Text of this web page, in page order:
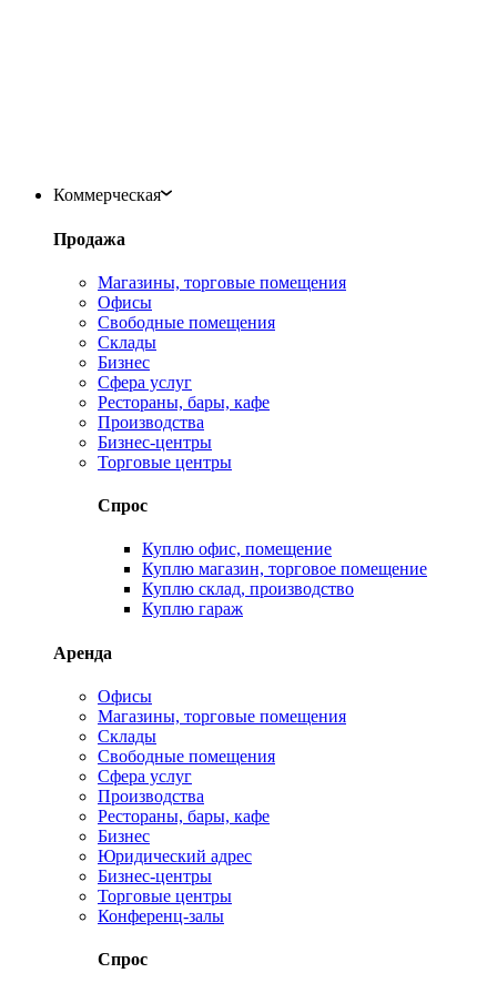
Коммерческая
Продажа
Магазины, торговые помещения
Офисы
Свободные помещения
Склады
Бизнес
Сфера услуг
Рестораны, бары, кафе
Производства
Бизнес-центры
Торговые центры
Спрос
Куплю офис, помещение
Куплю магазин, торговое помещение
Куплю склад, производство
Куплю гараж
Аренда
Офисы
Магазины, торговые помещения
Склады
Свободные помещения
Сфера услуг
Производства
Рестораны, бары, кафе
Бизнес
Юридический адрес
Бизнес-центры
Торговые центры
Конференц-залы
Спрос